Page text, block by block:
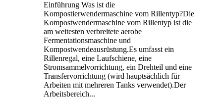
Einführung Was ist die
Kompostierwendermaschine vom Rillentyp?Die
Kompostwendermaschine vom Rillentyp ist die
am weitesten verbreitete aerobe
Fermentationsmaschine und
Kompostwendeausrüstung.Es umfasst ein
Rillenregal, eine Laufschiene, eine
Stromsammelvorrichtung, ein Drehteil und eine
Transfervorrichtung (wird hauptsächlich für
Arbeiten mit mehreren Tanks verwendet).Der
Arbeitsbereich...